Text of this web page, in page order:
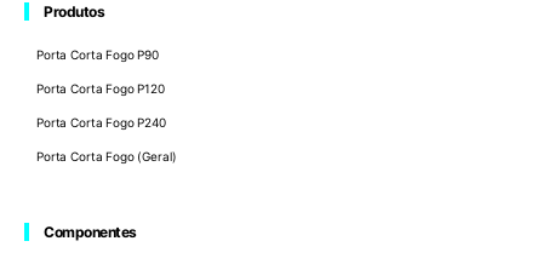
Produtos
Porta Corta Fogo P90
Porta Corta Fogo P120
Porta Corta Fogo P240
Porta Corta Fogo (Geral)
Componentes